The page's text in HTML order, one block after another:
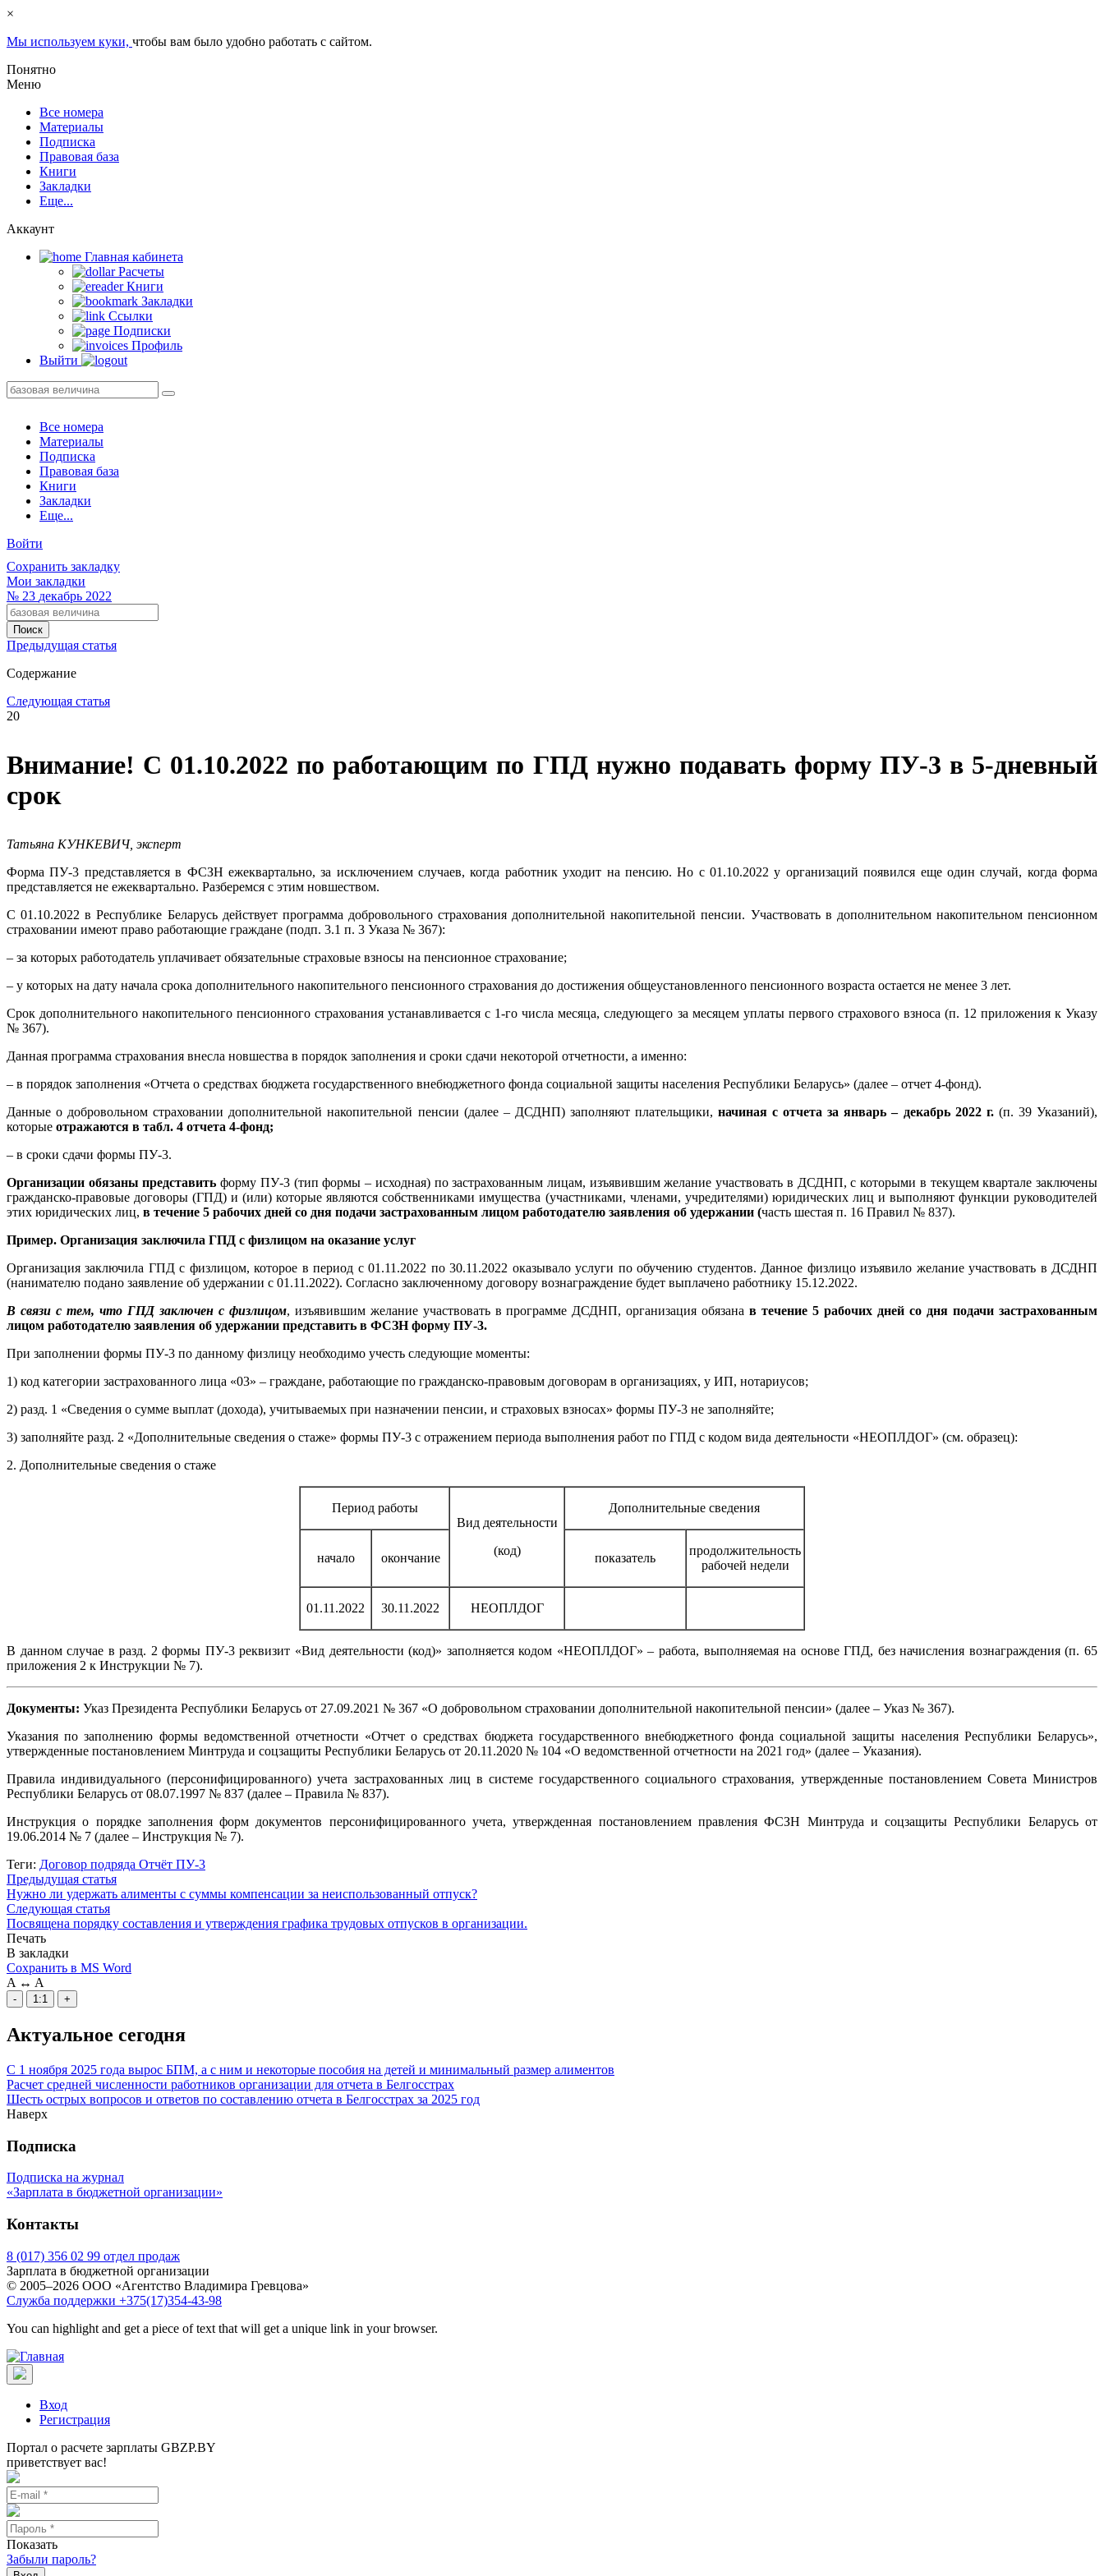
×
Мы используем куки, чтобы вам было удобно работать с сайтом.
Понятно
Меню
Все номера
Материалы
Подписка
Правовая база
Книги
Закладки
Еще...
Аккаунт
Главная кабинетa
Расчеты
Книги
Закладки
Ссылки
Подписки
Профиль
Выйти
Все номера
Материалы
Подписка
Правовая база
Книги
Закладки
Еще...
Войти
Сохранить закладку
Мои закладки
№ 23 декабрь 2022
Предыдущая статья
Содержание
Следующая статья
20
Внимание! С 01.10.2022 по работающим по ГПД нужно подавать форму ПУ-3 в 5-дневный
срок
Татьяна КУНКЕВИЧ, эксперт
Форма ПУ-3 представляется в ФСЗН ежеквартально, за исключением случаев, когда работник уходит на пенсию. Но с 01.10.2022 у организаций появился еще один случай, когда форма
представляется не ежеквартально. Разберемся с этим новшеством.
С 01.10.2022 в Республике Беларусь действует программа добровольного страхования дополнительной накопительной пенсии. Участвовать в дополнительном накопительном пенсионном
страховании имеют право работающие граждане (подп. 3.1 п. 3 Указа № 367):
– за которых работодатель уплачивает обязательные страховые взносы на пенсионное страхование;
– у которых на дату начала срока дополнительного накопительного пенсионного страхования до достижения общеустановленного пенсионного возраста остается не менее 3 лет.
Срок дополнительного накопительного пенсионного страхования устанавливается с 1-го числа месяца, следующего за месяцем уплаты первого страхового взноса (п. 12 приложения к Указу
№ 367).
Данная программа страхования внесла новшества в порядок заполнения и сроки сдачи некоторой отчетности, а именно:
– в порядок заполнения «Отчета о средствах бюджета государственного внебюджетного фонда социальной защиты населения Республики Беларусь» (далее – отчет 4-фонд).
Данные о добровольном страховании дополнительной накопительной пенсии (далее – ДСДНП) заполняют плательщики,начиная с отчета за январь – декабрь 2022 г.(п. 39 Указаний),
которые отражаются в табл. 4 отчета 4-фонд;
– в сроки сдачи формы ПУ-3.
Организации обязаны представитьформу ПУ-3 (тип формы – исходная) по застрахованным лицам, изъявившим желание участвовать в ДСДНП, с которыми в текущем квартале заключены
гражданско-правовые договоры (ГПД) и (или) которые являются собственниками имущества (участниками, членами, учредителями) юридических лиц и выполняют функции руководителей
этих юридических лиц, в течение 5 рабочих дней со дня подачи застрахованным лицом работодателю заявления об удержании (часть шестая п. 16 Правил № 837).
Пример. Организация заключила ГПД с физлицом на оказание услуг
Организация заключила ГПД с физлицом, которое в период с 01.11.2022 по 30.11.2022 оказывало услуги по обучению студентов. Данное физлицо изъявило желание участвовать в ДСДНП
(нанимателю подано заявление об удержании с 01.11.2022). Согласно заключенному договору вознаграждение будет выплачено работнику 15.12.2022.
В связи с тем, что ГПД заключен с физлицом, изъявившим желание участвовать в программе ДСДНП, организация обязанав течение 5 рабочих дней со дня подачи застрахованным
лицом работодателю заявления об удержании представить в ФСЗН форму ПУ-3.
При заполнении формы ПУ-3 по данному физлицу необходимо учесть следующие моменты:
1) код категории застрахованного лица «03» – граждане, работающие по гражданско-правовым договорам в организациях, у ИП, нотариусов;
2) разд. 1 «Сведения о сумме выплат (дохода), учитываемых при назначении пенсии, и страховых взносах» формы ПУ-3 не заполняйте;
3) заполняйте разд. 2 «Дополнительные сведения о стаже» формы ПУ-3 с отражением периода выполнения работ по ГПД с кодом вида деятельности «НЕОПЛДОГ» (см. образец):
2. Дополнительные сведения о стаже
Период работы
Вид деятельности
(код)
Дополнительные сведения
начало окончание показатель
продолжительность
рабочей недели
01.11.2022 30.11.2022 НЕОПЛДОГ
В данном случае в разд. 2 формы ПУ-3 реквизит «Вид деятельности (код)» заполняется кодом «НЕОПЛДОГ» – работа, выполняемая на основе ГПД, без начисления вознаграждения (п. 65
приложения 2 к Инструкции № 7).
Документы: Указ Президента Республики Беларусь от 27.09.2021 № 367 «О добровольном страховании дополнительной накопительной пенсии» (далее – Указ № 367).
Указания по заполнению формы ведомственной отчетности «Отчет о средствах бюджета государственного внебюджетного фонда социальной защиты населения Республики Беларусь»,
утвержденные постановлением Минтруда и соцзащиты Республики Беларусь от 20.11.2020 № 104 «О ведомственной отчетности на 2021 год» (далее – Указания).
Правила индивидуального (персонифицированного) учета застрахованных лиц в системе государственного социального страхования, утвержденные постановлением Совета Министров
Республики Беларусь от 08.07.1997 № 837 (далее – Правила № 837).
Инструкция о порядке заполнения форм документов персонифицированного учета, утвержденная постановлением правления ФСЗН Минтруда и соцзащиты Республики Беларусь от
19.06.2014 № 7 (далее – Инструкция № 7).
Теги: Договор подряда Отчёт ПУ-3
Предыдущая статья
Нужно ли удержать алименты с суммы компенсации за неиспользованный отпуск?
Следующая статья
Посвящена порядку составления и утверждения графика трудовых отпусков в организации.
Печать
В закладки
Сохранить в MS Word
A ↔ A
- 1:1 +
Актуальное сегодня
С 1 ноября 2025 года вырос БПМ, а с ним и некоторые пособия на детей и минимальный размер алиментов
Расчет средней численности работников организации для отчета в Белгосстрах
Шесть острых вопросов и ответов по составлению отчета в Белгосстрах за 2025 год
Наверх
Подписка
Подписка на журнал
«Зарплата в бюджетной организации»
Контакты
8 (017) 356 02 99 отдел продаж
Зарплата в бюджетной организации
© 2005–2026 ООО «Агентство Владимира Гревцова»
Служба поддержки +375(17)354-43-98
You can highlight and get a piece of text that will get a unique link in your browser.
Вход
Регистрация
Портал о расчете зарплаты GBZP.BY
приветствует вас!
Показать
Забыли пароль?